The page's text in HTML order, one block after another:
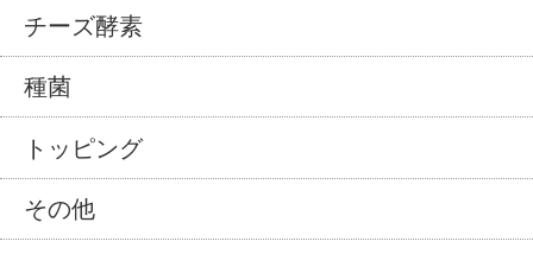
チーズ酵素
種菌
トッピング
その他